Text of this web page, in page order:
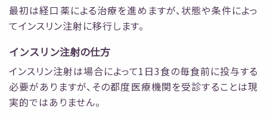
最初は経口薬による治療を進めますが、状態や条件によっ
てインスリン注射に移行します。
インスリン注射の仕方
インスリン注射は場合によって1日3食の毎食前に投与する
必要がありますが、その都度医療機関を受診することは現
実的ではありません。